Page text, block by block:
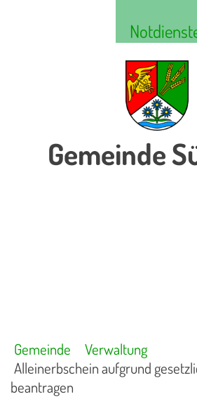
Gemeinde
Gemeinde
Verwaltung
Alleinerbschein aufgrund
beantragen